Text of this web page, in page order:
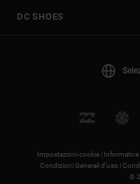
DC SHOES
Impostazioni cookie | Informativa
Condizioni Generali d’uso |
©